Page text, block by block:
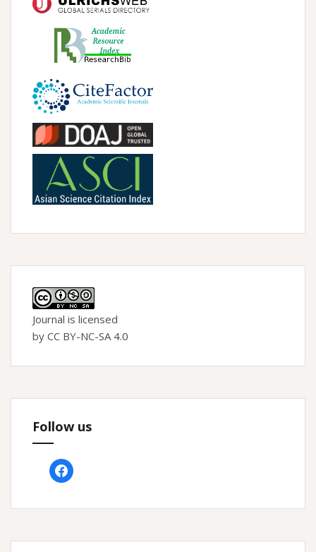
Journal is licensed
by CC BY-NC-SA 4.0
Follow us
facebook